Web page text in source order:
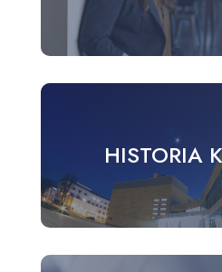
HISTORIA